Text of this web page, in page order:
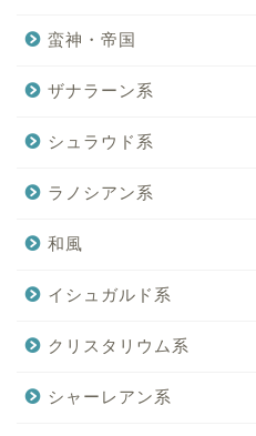
蛮神・帝国
ザナラーン系
シュラウド系
ラノシアン系
和風
イシュガルド系
クリスタリウム系
シャーレアン系